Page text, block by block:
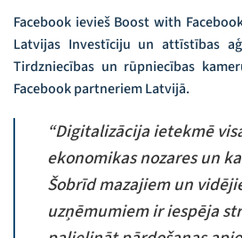
Facebook ievieš Boost with
Latvijas Investīciju un attīstības
Tirdzniecības un rūpniecības
Facebook partneriem Latvijā.
“Digitalizācija ietekmē
ekonomikas nozares un
Šobrīd mazajiem un
uzņēmumiem ir iespēja